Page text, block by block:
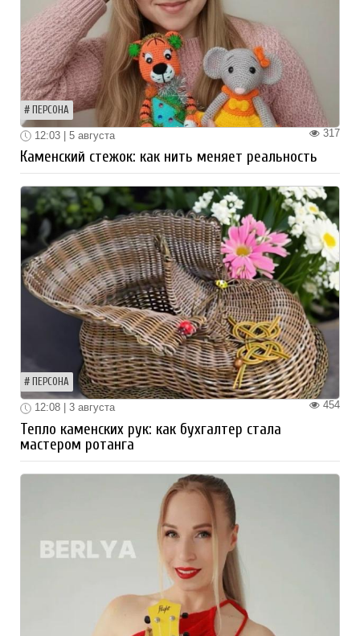
ПЕРСОНА
317
12:03 | 5 августа
Каменский стежок: как нить меняет реальность
ПЕРСОНА
454
12:08 | 3 августа
Тепло каменских рук: как бухгалтер стала
мастером ротанга